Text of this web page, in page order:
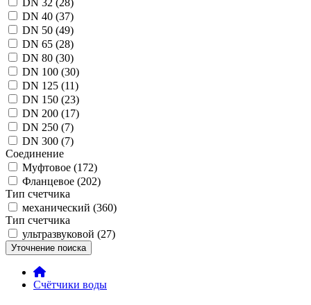
DN 40 (37)
DN 50 (49)
DN 65 (28)
DN 80 (30)
DN 100 (30)
DN 125 (11)
DN 150 (23)
DN 200 (17)
DN 250 (7)
DN 300 (7)
Соединение
Муфтовое (172)
Фланцевое (202)
Тип счетчика
механический (360)
Тип счетчика
ультразвуковой (27)
Уточнение поиска
Счётчики воды